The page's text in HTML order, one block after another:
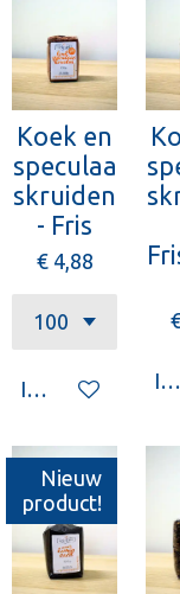
Koek en
speculaa
skruiden
- Fris
€ 4,88
In winkelwagenIn
Nieuw
product!